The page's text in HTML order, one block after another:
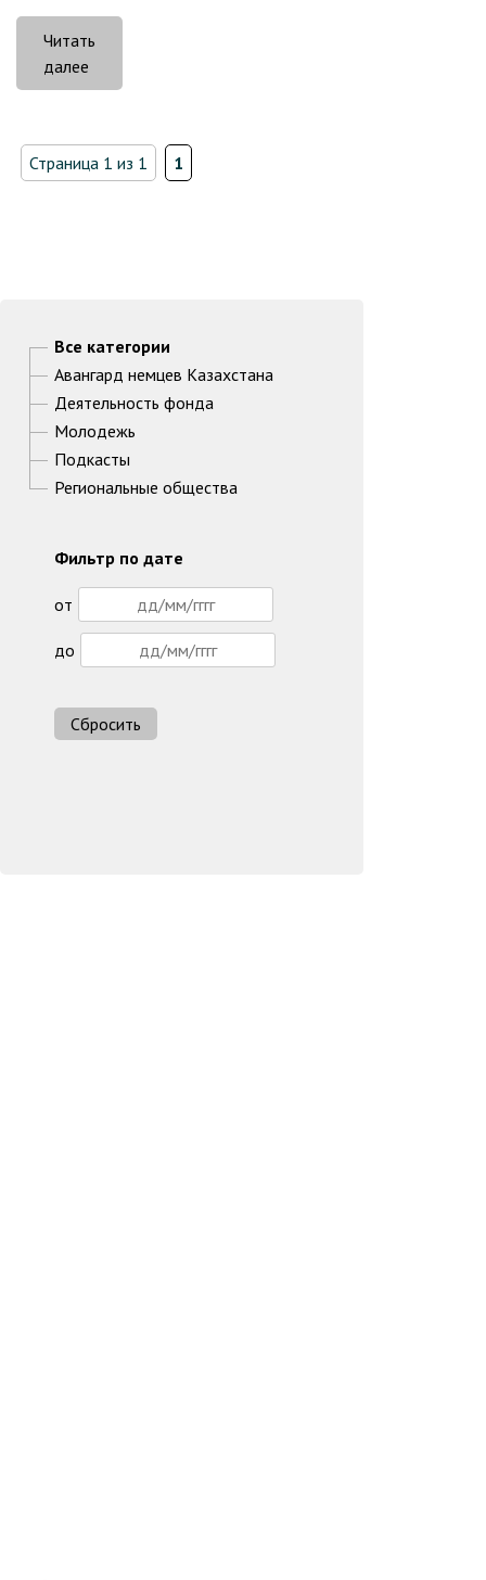
Читать
далее
посетили
Бундестага»
Страница 1 из 1
1
Все категории
Авангард немцев Казахстана
Деятельность фонда
Молодежь
Подкасты
Региональные общества
Фильтр по дате
от
до
Сбросить